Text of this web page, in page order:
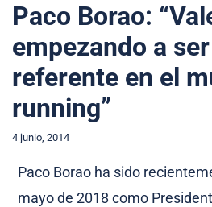
Paco Borao:
empezando a
referente en el
running”
4 junio, 2014
Paco Borao ha sido
mayo de 2018 como